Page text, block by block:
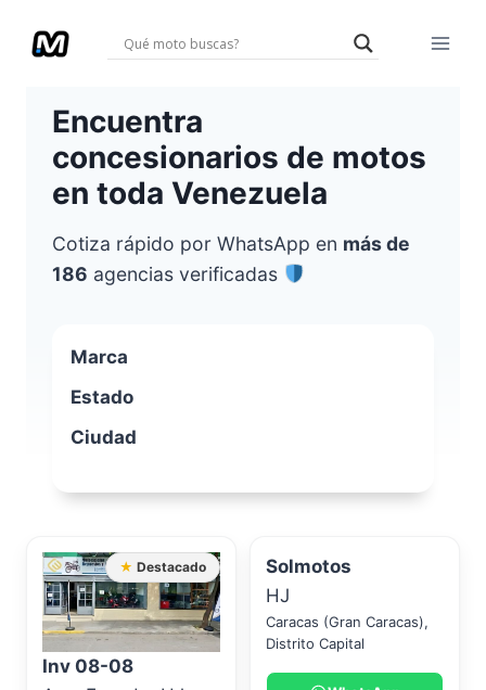
Encuentra
concesionarios de motos
en toda Venezuela
Cotiza rápido por WhatsApp en más de
186 agencias verificadas
Marca
Estado
Ciudad
Inv 08-08
★ Destacado
Solmotos
HJ
Caracas (Gran Caracas),
Distrito Capital